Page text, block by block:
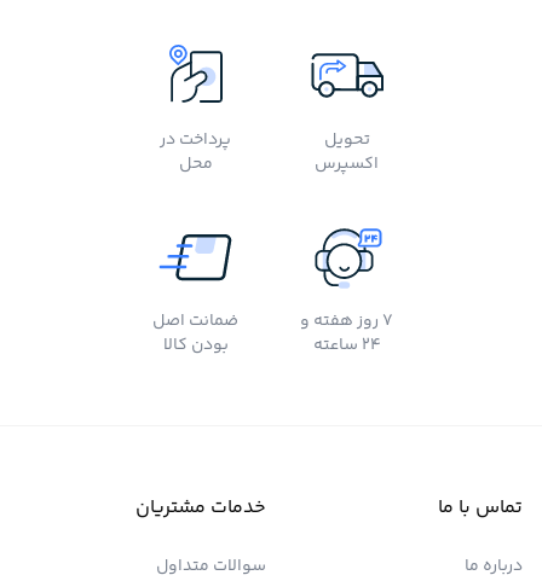
تحویل
اکسپرس
پرداخت در
محل
7 روز هفته و
24 ساعته
ضمانت اصل
بودن کالا
تماس با ما
درباره ما
خدمات مشتریان
سوالات متداول